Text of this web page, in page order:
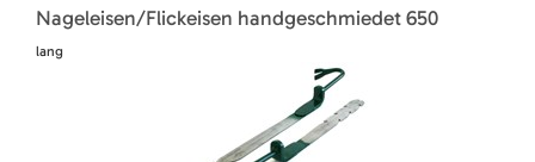
Nageleisen/Flickeisen handgeschmiedet 650
lang